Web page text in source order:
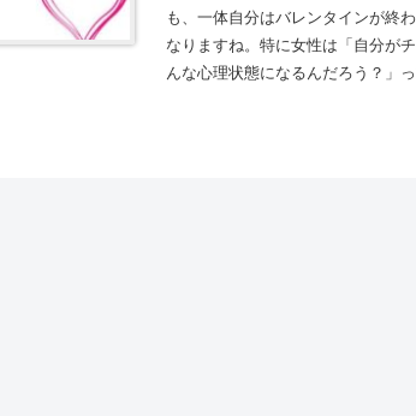
も、一体自分はバレンタインが終
なりますね。特に女性は「自分が
んな心理状態になるんだろう？」